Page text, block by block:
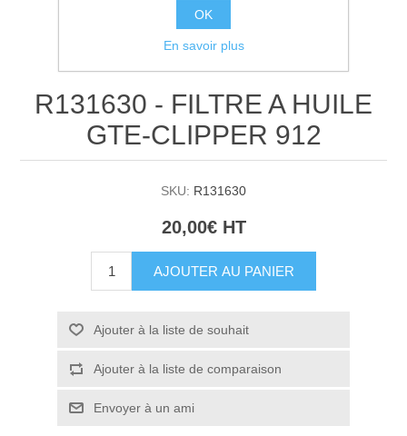
R131630 - FILTRE A HUILE
GTE-CLIPPER 912
SKU: R131630
20,00€ HT
AJOUTER AU PANIER
Ajouter à la liste de souhait
Ajouter à la liste de comparaison
Envoyer à un ami
OK
En savoir plus